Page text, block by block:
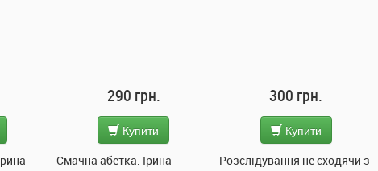
290 грн.
Купити
Смачна абетка. Ірина
300 грн.
Купити
Розслідування не сходячи з